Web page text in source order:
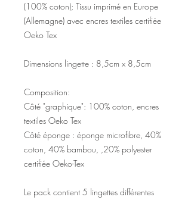
(100% coton); Tissu imprimé en Europe
(Allemagne) avec encres textiles certifiée
Oeko Tex
Dimensions lingette : 8,5cm x 8,5cm
Composition:
Côté "graphique": 100% coton, encres
textiles Oeko Tex
Côté éponge : éponge microfibre, 40%
coton, 40% bambou, ,20% polyester
certifiée Oeko-Tex
Le pack contient 5 lingettes différentes